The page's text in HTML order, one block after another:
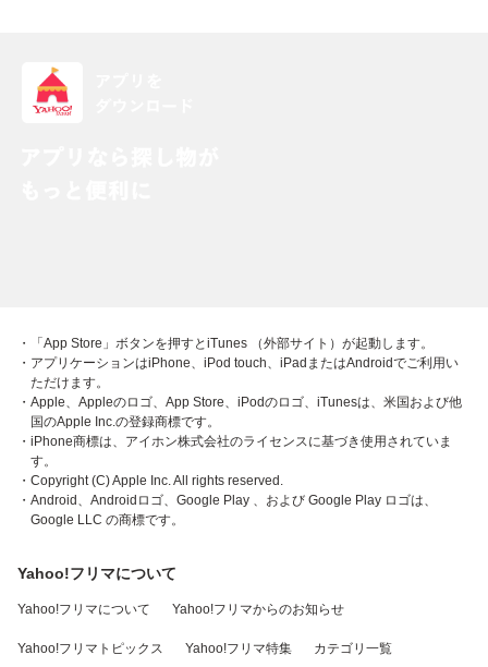
・「App Store」ボタンを押すとiTunes （外部サイト）が起動します。
・アプリケーションはiPhone、iPod touch、iPadまたはAndroidでご利用い
ただけます。
・Apple、Appleのロゴ、App Store、iPodのロゴ、iTunesは、米国および他
国のApple Inc.の登録商標です。
・iPhone商標は、アイホン株式会社のライセンスに基づき使用されていま
す。
・Copyright (C) Apple Inc. All rights reserved.
・Android、Androidロゴ、Google Play 、および Google Play ロゴは、
Google LLC の商標です。
Yahoo!フリマについて
Yahoo!フリマについて Yahoo!フリマからのお知らせ
Yahoo!フリマトピックス Yahoo!フリマ特集 カテゴリ一覧